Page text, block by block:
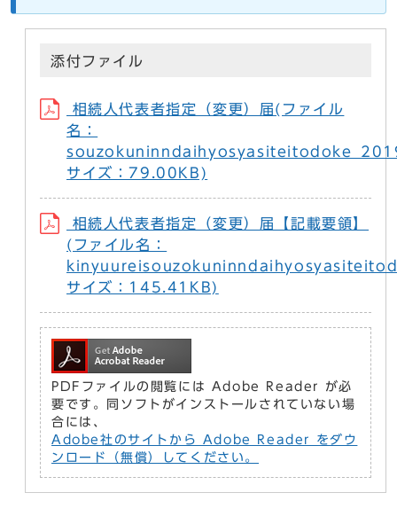
添付ファイル
相続人代表者指定（変更）届(ファイル
名：
サイズ：79.00KB)
相続人代表者指定（変更）届【記載要領】
(ファイル名：
サイズ：145.41KB)
PDFファイルの閲覧には Adobe Reader が必
要です。同ソフトがインストールされていない場
合には、
Adobe社のサイトから Adobe Reader をダウ
ンロード（無償）してください。